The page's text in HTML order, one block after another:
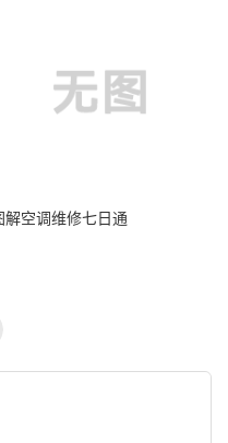
解空调维修七日通